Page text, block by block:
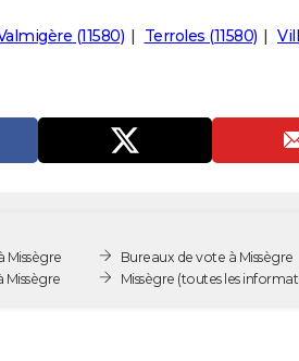
(11580) Terroles (11580)
Missègre
Missègre
Bureaux de vote à Missègre
Missègre (toutes les